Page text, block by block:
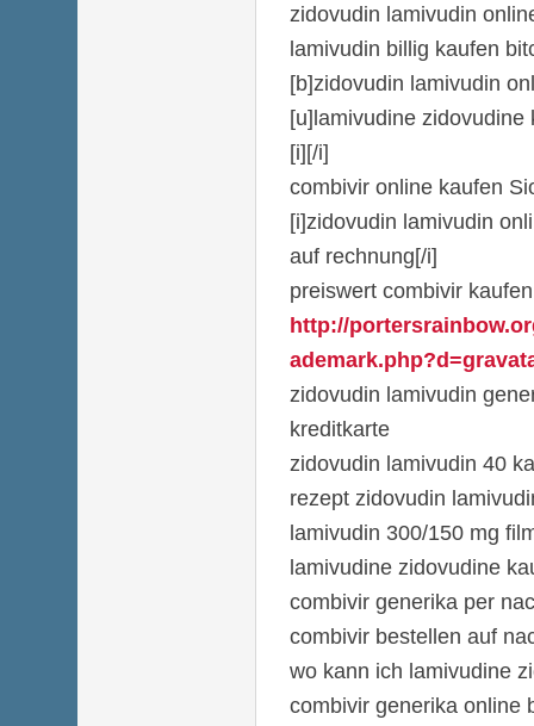
zidovudin lamivudin
lamivudin billig kaufen
[b]zidovudin lamivudin
[u]lamivudine
[i][/i]
combivir online kaufen
[i]zidovudin lamivudin
auf rechnung[/i]
preiswert combivir
http://
zidovudin lamivudin
kreditkarte
zidovudin lamivudin 40
rezept zidovudin
lamivudin 300/150 mg
lamivudine zidovudine
combivir generika per
combivir bestellen auf
wo kann ich lamivudine
combivir generika online